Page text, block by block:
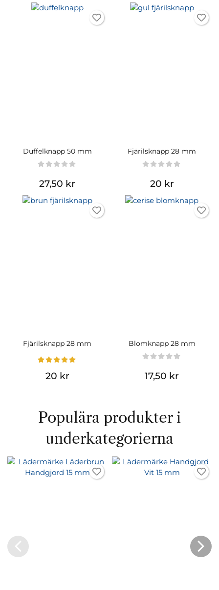
Duffelknapp 50 mm
27,50 kr
Fjärilsknapp 28 mm
20 kr
Fjärilsknapp 28 mm
20 kr
Blomknapp 28 mm
17,50 kr
Populära produkter i
underkategorierna